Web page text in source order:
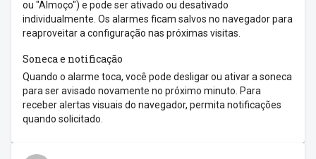
ou "Almoço") e pode ser ativado ou desativado
individualmente. Os alarmes ficam salvos no navegador para
reaproveitar a configuração nas próximas visitas.
Soneca e notificação
Quando o alarme toca, você pode desligar ou ativar a soneca
para ser avisado novamente no próximo minuto. Para
receber alertas visuais do navegador, permita notificações
quando solicitado.